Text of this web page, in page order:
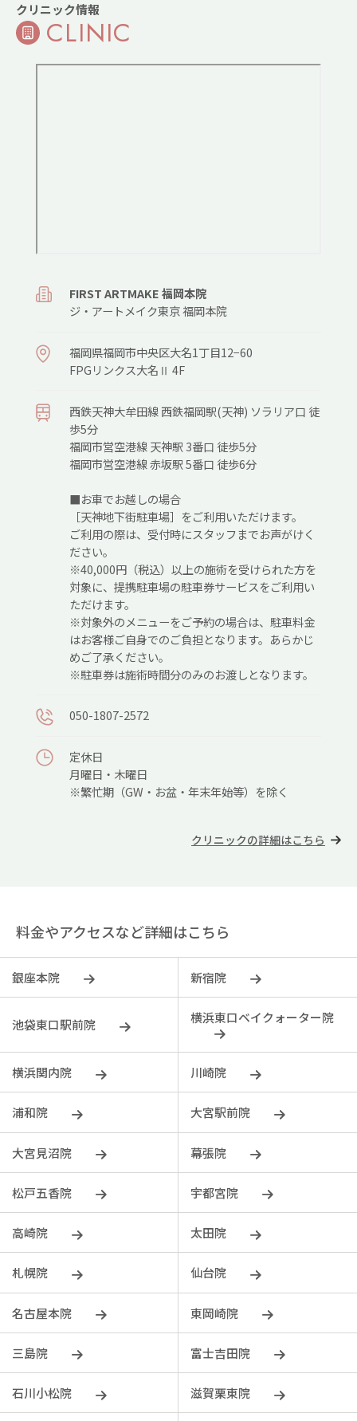
クリニック情報
CLINIC
FIRST ARTMAKE 福岡本院
ジ・アートメイク東京 福岡本院
福岡県福岡市中央区大名1丁目12−60
FPGリンクス大名Ⅱ 4F
西鉄天神大牟田線 西鉄福岡駅(天神) ソラリア口 徒
歩5分
福岡市営空港線 天神駅 3番口 徒歩5分
福岡市営空港線 赤坂駅 5番口 徒歩6分
■お車でお越しの場合
［天神地下街駐車場］をご利用いただけます。
ご利用の際は、受付時にスタッフまでお声がけく
ださい。
※40,000円（税込）以上の施術を受けられた方を
対象に、提携駐車場の駐車券サービスをご利用い
ただけます。
※対象外のメニューをご予約の場合は、駐車料金
はお客様ご自身でのご負担となります。あらかじ
めご了承ください。
※駐車券は施術時間分のみのお渡しとなります。
050-1807-2572
定休日
月曜日・木曜日
※繁忙期（GW・お盆・年末年始等）を除く
クリニックの詳細はこちら
料金やアクセスなど詳細はこちら
銀座本院 新宿院
池袋東口駅前院 横浜東口ベイクォーター院
横浜関内院 川崎院
浦和院 大宮駅前院
大宮見沼院 幕張院
松戸五香院 宇都宮院
⾼崎院 太田院
札幌院 仙台院
名古屋本院 東岡崎院
三島院 富士吉田院
石川小松院 滋賀栗東院